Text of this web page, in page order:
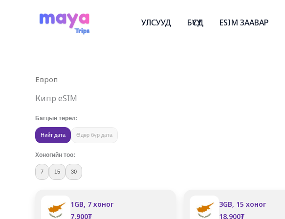
УЛСУУД БҮСҮҮД ESIM ЗААВАР
Европ
Кипр eSIM
Багцын төрөл:
Нийт дата Өдөр бүр дата
Хоногийн тоо:
7 15 30
1GB, 7 хоног
7,900₮
3GB, 15 хоног
18,900₮